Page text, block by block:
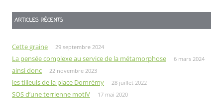
ARTICLES RÉCENTS
Cette graine 29 septembre 2024
La pensée complexe au service de la métamorphose 6 mars 2024
ainsi donc 22 novembre 2023
les tilleuls de la place Domrémy 28 juillet 2022
SOS d’une terrienne motiV 17 mai 2020